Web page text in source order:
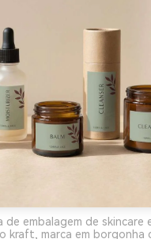
embalagem de skincare
kraft, marca em borgonha